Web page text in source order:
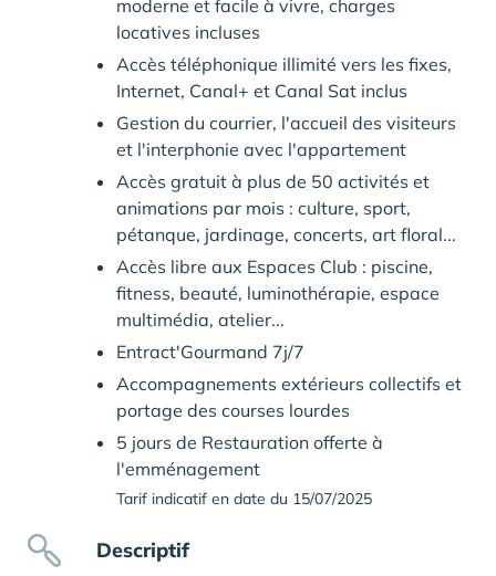
moderne et facile à vivre, charges
locatives incluses
Accès téléphonique illimité vers les fixes,
Internet, Canal+ et Canal Sat inclus
Gestion du courrier, l'accueil des visiteurs
et l'interphonie avec l'appartement
Accès gratuit à plus de 50 activités et
animations par mois : culture, sport,
pétanque, jardinage, concerts, art floral...
Accès libre aux Espaces Club : piscine,
fitness, beauté, luminothérapie, espace
multimédia, atelier...
Entract'Gourmand 7j/7
Accompagnements extérieurs collectifs et
portage des courses lourdes
5 jours de Restauration offerte à
l'emménagement
Tarif indicatif en date du 15/07/2025
Descriptif